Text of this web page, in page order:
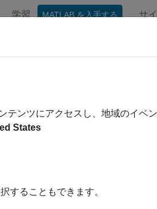
学習 MATLAB を入手する サ
Toolbox
processing applications for
applications such as wireless,
demonstrate the development of
テンツにアクセスし、地域のイベ
States
することもできます。